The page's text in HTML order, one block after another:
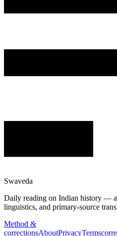
Swaveda
Daily reading on Indian history —
linguistics, and primary-source
Method &
correctionsAboutPrivacyTerms